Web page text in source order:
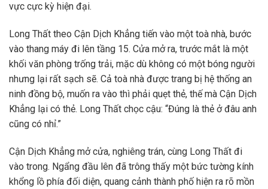
vực cực kỳ hiện đại.
Long Thất theo Cận Dịch Khẳng tiến vào một toà nhà, bước
vào thang máy đi lên tầng 15. Cửa mở ra, trước mắt là một
khối văn phòng trống trải, mặc dù không có một bóng người
nhưng lại rất sạch sẽ. Cả toà nhà được trang bị hệ thống an
ninh đồng bộ, muốn ra vào thì phải quẹt thẻ, thế mà Cận Dịch
Khẳng lại có thẻ. Long Thất chọc cậu: “Đúng là thẻ ở đâu anh
cũng có nhỉ.”
Cận Dịch Khẳng mở cửa, nghiêng trán, cùng Long Thất đi
vào trong. Ngẩng đầu lên đã trông thấy một bức tường kính
khổng lồ phía đối diện, quang cảnh thành phố hiện ra rõ mồn